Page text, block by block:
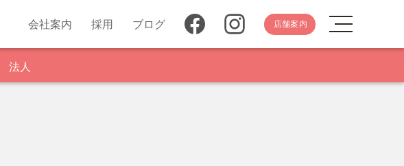
会社案内 採用 ブログ 店舗案内
法人